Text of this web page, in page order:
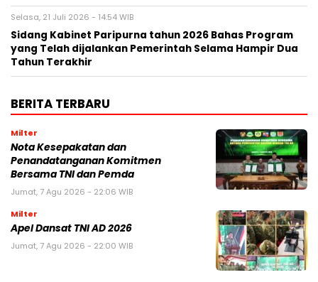
Selasa, 21 Juli 2026 - 14:54 WIB
Sidang Kabinet Paripurna tahun 2026 Bahas Program
yang Telah dijalankan Pemerintah Selama Hampir Dua
Tahun Terakhir
BERITA TERBARU
Milter
Nota Kesepakatan dan
Penandatanganan Komitmen
Bersama TNI dan Pemda
Jumat, 7 Agu 2026 - 22:06 WIB
Milter
Apel Dansat TNI AD 2026
Jumat, 7 Agu 2026 - 22:00 WIB